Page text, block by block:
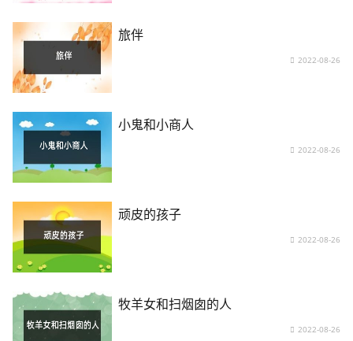
旅伴
2022-08-26
小鬼和小商人
2022-08-26
顽皮的孩子
2022-08-26
牧羊女和扫烟囱的人
2022-08-26